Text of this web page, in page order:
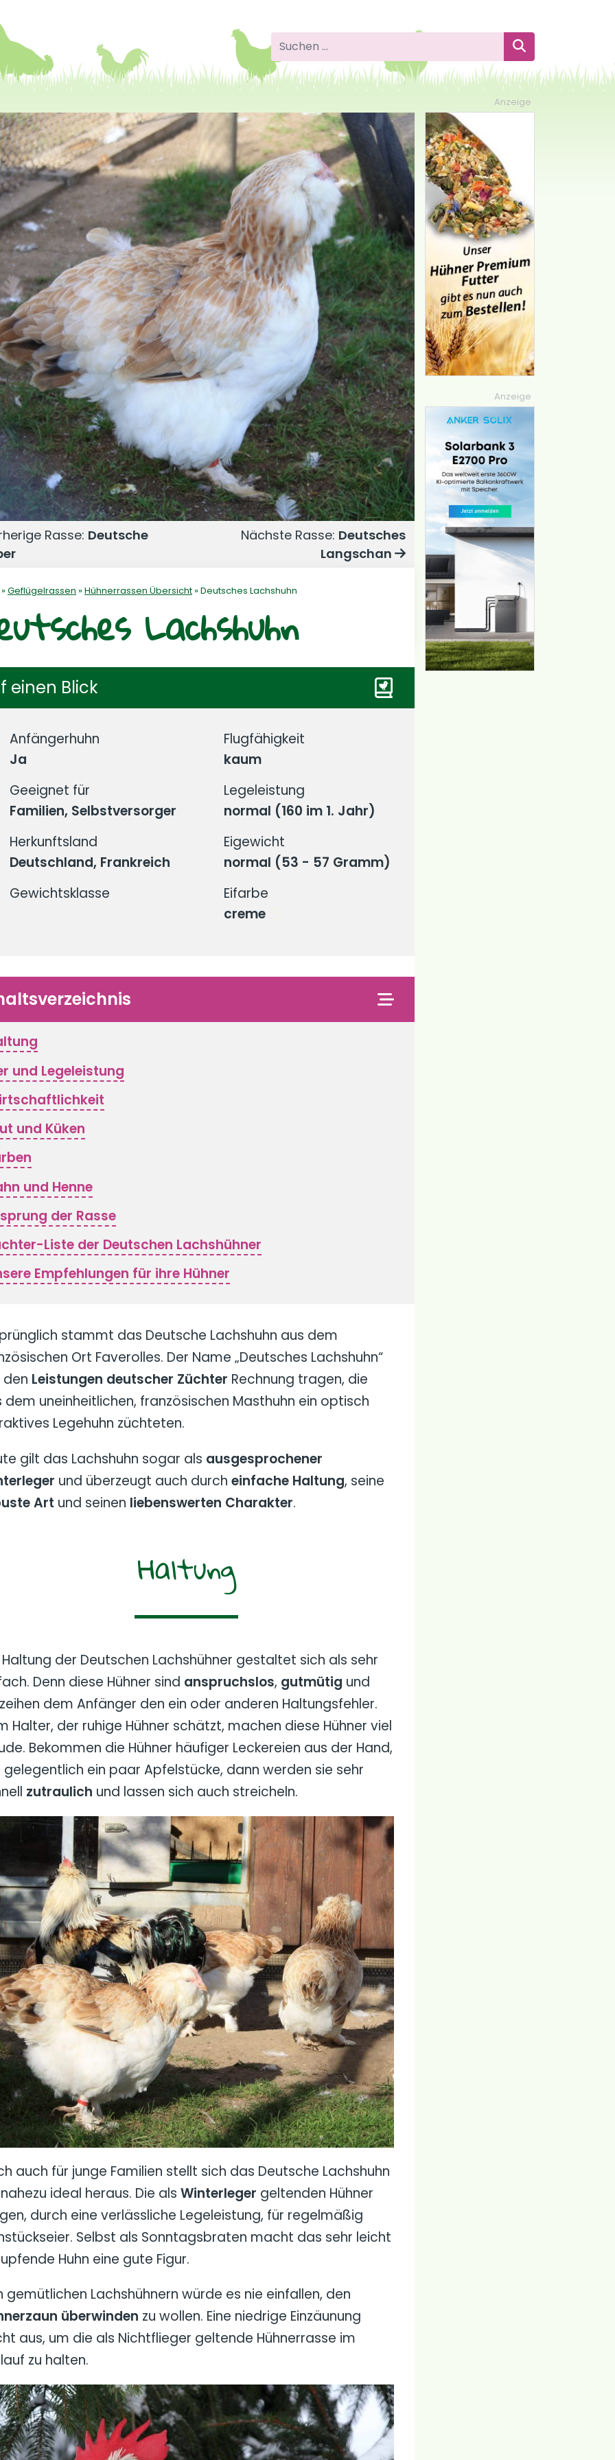
Suche nach: Suchen
Rasse: Deutsche
Nächste Rasse: Deutsches
Langschan
»Geflügelrassen »Hühnerrassen Übersicht »Deutsches Lachshuhn
Lachshuhn
einen Blick
Anfängerhuhn
Ja
Geeignet für
Familien, Selbstversorger
Herkunftsland
Deutschland, Frankreich
Gewichtsklasse
Flugfähigkeit
kaum
Legeleistung
normal (160 im 1. Jahr)
Eigewicht
normal (53 - 57 Gramm)
Eifarbe
creme
und Legeleistung
und Küken
und Henne
der Rasse
Liste der Deutschen Lachshühner
Empfehlungen für ihre Hühner
stammt das Deutsche Lachshuhn aus dem
Ort Faverolles. Der Name „Deutsches Lachshuhn“
den Leistungen deutscher Züchter Rechnung tragen, die
dem uneinheitlichen, französischen Masthuhn ein optisch
Legehuhn züchteten.
gilt das Lachshuhn sogar als ausgesprochener
und überzeugt auch durch einfache Haltung, seine
Art und seinen liebenswerten Charakter.
Haltung
Haltung der Deutschen Lachshühner gestaltet sich als sehr
Denn diese Hühner sind anspruchslos, gutmütig und
dem Anfänger den ein oder anderen Haltungsfehler.
Halter, der ruhige Hühner schätzt, machen diese Hühner viel
Bekommen die Hühner häufiger Leckereien aus der Hand,
gelegentlich ein paar Apfelstücke, dann werden sie sehr
zutraulich und lassen sich auch streicheln.
auch für junge Familien stellt sich das Deutsche Lachshuhn
ideal heraus. Die als Winterleger geltenden Hühner
durch eine verlässliche Legeleistung, für regelmäßig
Selbst als Sonntagsbraten macht das sehr leicht
Huhn eine gute Figur.
gemütlichen Lachshühnern würde es nie einfallen, den
überwinden zu wollen. Eine niedrige Einzäunung
aus, um die als Nichtflieger geltende Hühnerrasse im
zu halten.
Anzeige
Anzeige